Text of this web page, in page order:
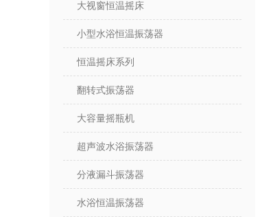
大视窗恒温摇床
小型水浴恒温振荡器
恒温摇床系列
翻转式振荡器
大容量摇瓶机
超声波水浴振荡器
分液漏斗振荡器
水浴恒温振荡器